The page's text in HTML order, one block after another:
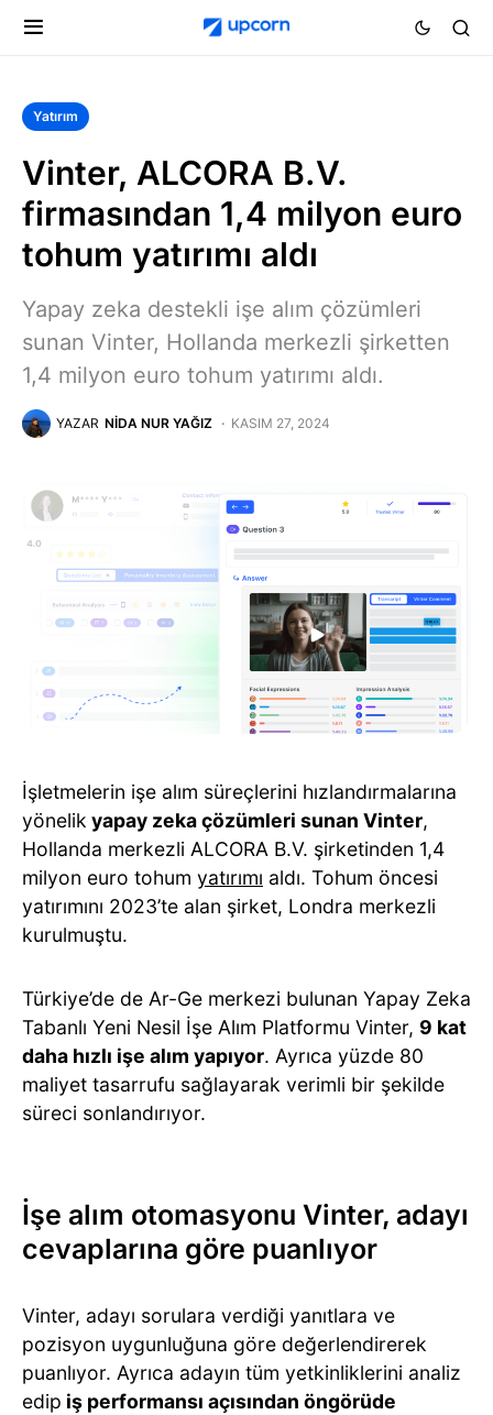
Yatırım
Vinter, ALCORA B.V.
firmasından 1,4 milyon euro
tohum yatırımı aldı
Yapay zeka destekli işe alım çözümleri
sunan Vinter, Hollanda merkezli şirketten
1,4 milyon euro tohum yatırımı aldı.
YAZAR NIDA NUR YAĞIZ KASIM 27, 2024
İşletmelerin işe alım süreçlerini hızlandırmalarına
yönelik yapay zeka çözümleri sunan Vinter,
Hollanda merkezli ALCORA B.V. şirketinden 1,4
milyon euro tohum yatırımı aldı. Tohum öncesi
yatırımını 2023’te alan şirket, Londra merkezli
kurulmuştu.
Türkiye’de de Ar-Ge merkezi bulunan Yapay Zeka
Tabanlı Yeni Nesil İşe Alım Platformu Vinter, 9 kat
daha hızlı işe alım yapıyor. Ayrıca yüzde 80
maliyet tasarrufu sağlayarak verimli bir şekilde
süreci sonlandırıyor.
İşe alım otomasyonu Vinter, adayı
cevaplarına göre puanlıyor
Vinter, adayı sorulara verdiği yanıtlara ve
pozisyon uygunluğuna göre değerlendirerek
puanlıyor. Ayrıca adayın tüm yetkinliklerini analiz
edip iş performansı açısından öngörüde